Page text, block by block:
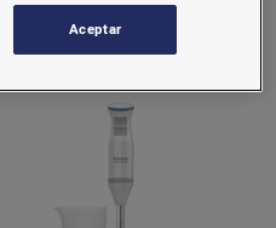
Comprar
Aceptar